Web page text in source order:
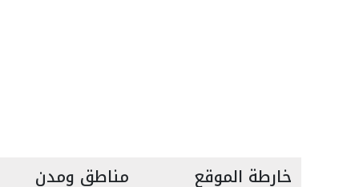
خارطة الموقع مناطق ومدن